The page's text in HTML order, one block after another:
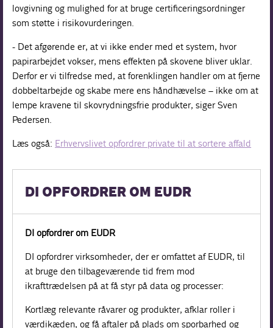
lovgivning og mulighed for at bruge certificeringsordninger
som støtte i risikovurderingen.
- Det afgørende er, at vi ikke ender med et system, hvor
papirarbejdet vokser, mens effekten på skovene bliver uklar.
Derfor er vi tilfredse med, at forenklingen handler om at fjerne
dobbeltarbejde og skabe mere ens håndhævelse – ikke om at
lempe kravene til skovrydningsfrie produkter, siger Sven
Pedersen.
Læs også: Erhvervslivet opfordrer private til at sortere affald
DI OPFORDRER OM EUDR
DI opfordrer om EUDR
DI opfordrer virksomheder, der er omfattet af EUDR, til
at bruge den tilbageværende tid frem mod
ikrafttrædelsen på at få styr på data og processer:
Kortlæg relevante råvarer og produkter, afklar roller i
værdikæden, og få aftaler på plads om sporbarhed og